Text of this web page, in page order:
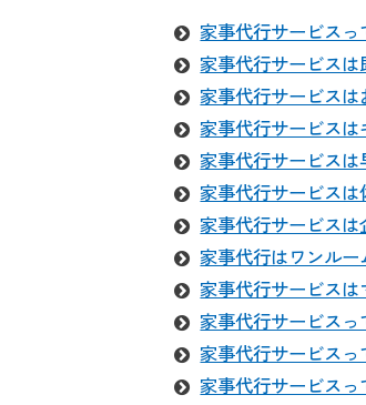
家事代行サービス
家事代行サービス
家事代行サービス
家事代行サービス
家事代行サービス
家事代行サービス
家事代行サービス
家事代行はワンル
家事代行サービス
家事代行サービス
家事代行サービス
家事代行サービス